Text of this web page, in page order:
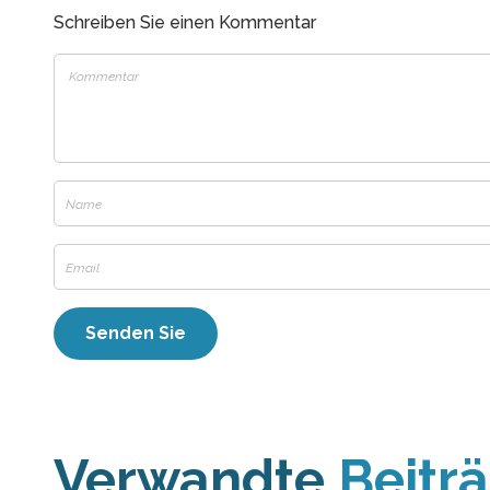
Schreiben Sie einen Kommentar